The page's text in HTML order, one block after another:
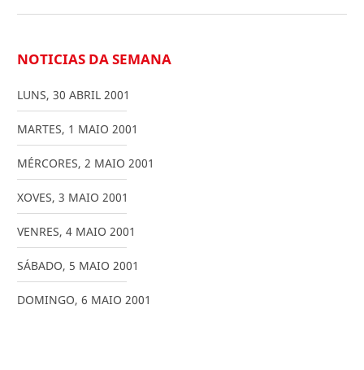
NOTICIAS DA SEMANA
LUNS, 30 ABRIL 2001
MARTES, 1 MAIO 2001
MÉRCORES, 2 MAIO 2001
XOVES, 3 MAIO 2001
VENRES, 4 MAIO 2001
SÁBADO, 5 MAIO 2001
DOMINGO, 6 MAIO 2001